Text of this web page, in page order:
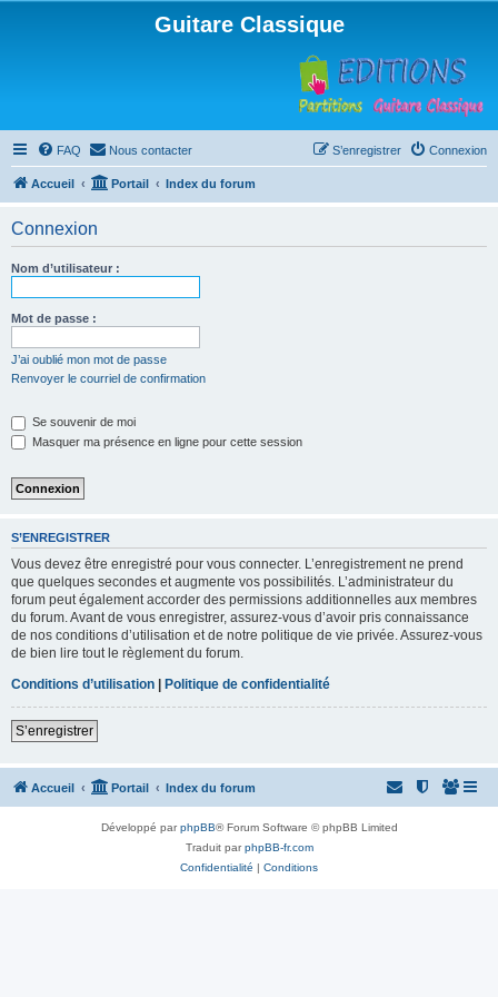
Guitare Classique
FAQ Nous contacter Connexion
S’enregistrer
Accueil Portail Index du forum
Connexion
Nom d’utilisateur :
Mot de passe :
J’ai oublié mon mot de passe
Renvoyer le courriel de confirmation
Se souvenir de moi
Masquer ma présence en ligne pour cette session
S’ENREGISTRER
Vous devez être enregistré pour vous connecter. L’enregistrement ne prend
que quelques secondes et augmente vos possibilités. L’administrateur du
forum peut également accorder des permissions additionnelles aux membres
du forum. Avant de vous enregistrer, assurez-vous d’avoir pris connaissance
de nos conditions d’utilisation et de notre politique de vie privée. Assurez-vous
de bien lire tout le règlement du forum.
Conditions d’utilisation | Politique de confidentialité
S’enregistrer
Accueil Portail Index du forum
Développé parphpBB® Forum Software © phpBB Limited
Traduit parphpBB-fr.com
Confidentialité | Conditions